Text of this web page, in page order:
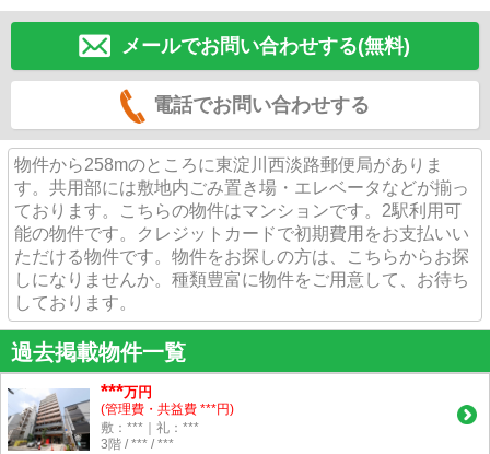
メールでお問い合わせする(無料)
電話でお問い合わせする
物件から258mのところに東淀川西淡路郵便局がありま
す。共用部には敷地内ごみ置き場・エレベータなどが揃っ
ております。こちらの物件はマンションです。2駅利用可
能の物件です。クレジットカードで初期費用をお支払いい
ただける物件です。物件をお探しの方は、こちらからお探
しになりませんか。種類豊富に物件をご用意して、お待ち
しております。
過去掲載物件一覧
***万円
(管理費・共益費 ***円)
敷：***｜礼：***
3階 / *** / ***